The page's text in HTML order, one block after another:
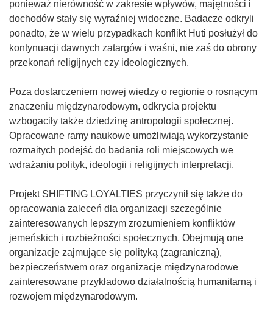
ponieważ nierówność w zakresie wpływów, majętności i
dochodów stały się wyraźniej widoczne. Badacze odkryli
ponadto, że w wielu przypadkach konflikt Huti posłużył do
kontynuacji dawnych zatargów i waśni, nie zaś do obrony
przekonań religijnych czy ideologicznych.
Poza dostarczeniem nowej wiedzy o regionie o rosnącym
znaczeniu międzynarodowym, odkrycia projektu
wzbogaciły także dziedzinę antropologii społecznej.
Opracowane ramy naukowe umożliwiają wykorzystanie
rozmaitych podejść do badania roli miejscowych we
wdrażaniu polityk, ideologii i religijnych interpretacji.
Projekt SHIFTING LOYALTIES przyczynił się także do
opracowania zaleceń dla organizacji szczególnie
zainteresowanych lepszym zrozumieniem konfliktów
jemeńskich i rozbieżności społecznych. Obejmują one
organizacje zajmujące się polityką (zagraniczną),
bezpieczeństwem oraz organizacje międzynarodowe
zainteresowane przykładowo działalnością humanitarną i
rozwojem międzynarodowym.